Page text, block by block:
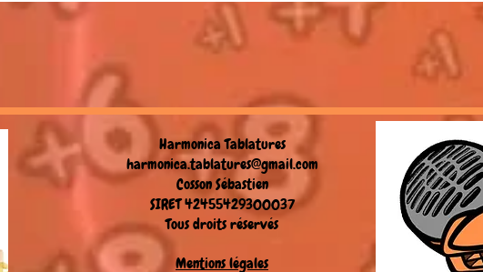
Harmonica Tablatures
harmonica.tablatures@gmail.com
Cosson Sébastien
SIRET 42455429300037
Tous droits réservés
Mentions légales